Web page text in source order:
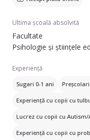
Ultima școală absolvită
Facultate
Psihologie și științele
Experiență
Sugari 0-1 ani
Experiență cu copii cu
Lucrez cu copii cu Autism/
Experiență cu copii cu